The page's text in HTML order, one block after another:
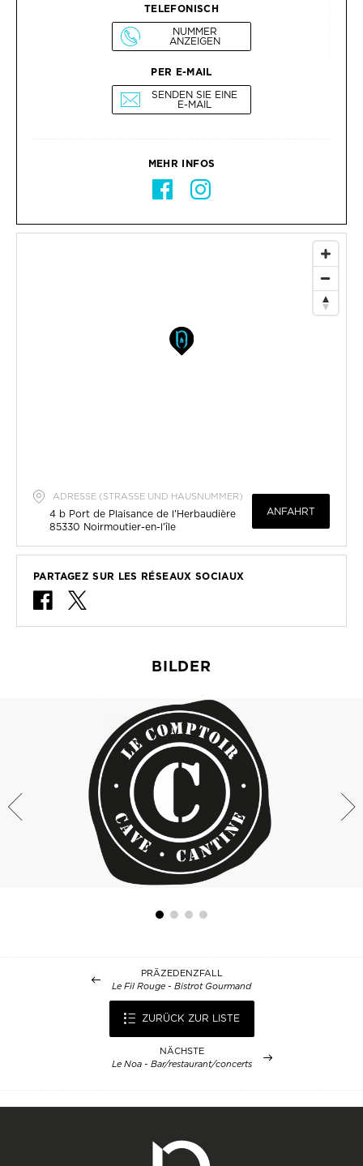
TELEFONISCH
NUMMER
ANZEIGEN
PER E-MAIL
SENDEN SIE EINE
E-MAIL
MEHR INFOS
ADRESSE (STRASSE UND HAUSNUMMER)
4 b Port de Plaisance de l'Herbaudière
85330 Noirmoutier-en-l'île
ANFAHRT
PARTAGEZ SUR LES RÉSEAUX SOCIAUX
BILDER
PRÄZEDENZFALL
Le Fil Rouge - Bistrot Gourmand
ZURÜCK ZUR LISTE
NÄCHSTE
Le Noa - Bar/restaurant/concerts